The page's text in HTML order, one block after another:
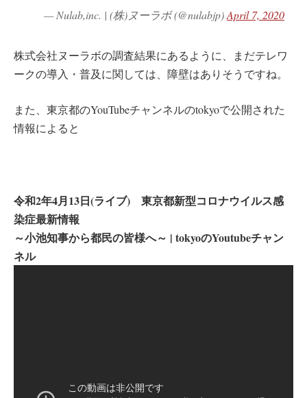
— Nulab,inc. | (株)ヌーラボ (@nulabjp)April 7, 2020
株式会社ヌーラボの調査結果にあるように、まだテレワ
ークの導入・普及に関しては、障壁はありそうですね。
また、東京都のYouTubeチャンネルのtokyoで公開された
情報によると
令和2年4月13日(ライブ) 東京都新型コロナウイルス感
染症最新情報
～小池知事から都民の皆様へ～ | tokyoのYoutubeチャン
ネル